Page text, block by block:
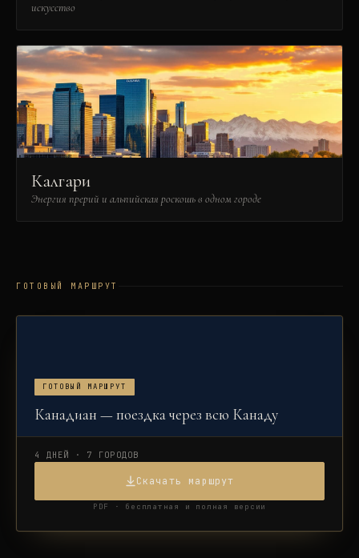
искусство
Калгари
Энергия прерий и альпийская роскошь в одном городе
ГОТОВЫЙ МАРШРУТ
ГОТОВЫЙ МАРШРУТ
Канадиан — поездка через всю Канаду
4 ДНЕЙ · 7 ГОРОДОВ
Скачать маршрут
PDF · бесплатная и полная версии